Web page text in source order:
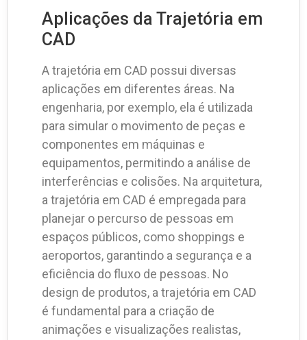
Aplicações da Trajetória em
CAD
A trajetória em CAD possui diversas
aplicações em diferentes áreas. Na
engenharia, por exemplo, ela é utilizada
para simular o movimento de peças e
componentes em máquinas e
equipamentos, permitindo a análise de
interferências e colisões. Na arquitetura,
a trajetória em CAD é empregada para
planejar o percurso de pessoas em
espaços públicos, como shoppings e
aeroportos, garantindo a segurança e a
eficiência do fluxo de pessoas. No
design de produtos, a trajetória em CAD
é fundamental para a criação de
animações e visualizações realistas,